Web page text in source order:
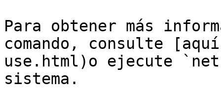
Para obtener más
comando, consulte
use.html)o ejecute
sistema.